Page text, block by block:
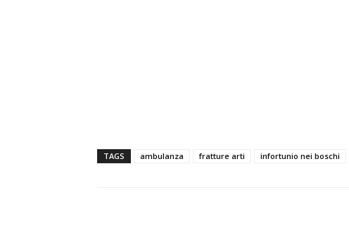
TAGS ambulanza fratture arti infortunio nei boschi